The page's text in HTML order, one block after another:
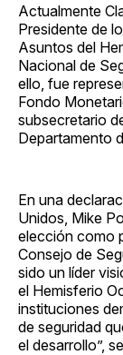
Actualmente
Presidente de
Asuntos del
Nacional de
ello, fue
Fondo
subsecretario
Departamento
En una
Unidos, Mike
elección como
Consejo de
sido un líder
el Hemisferio
instituciones
de seguridad
el desarrollo”,